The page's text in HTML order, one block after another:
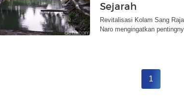
Sejarah
Revitalisasi Kolam Sang
Naro mengingatkan
1